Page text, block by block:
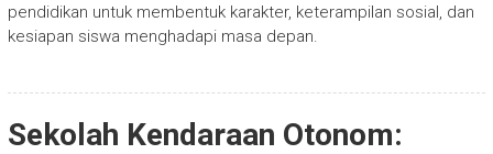
pendidikan untuk membentuk karakter, keterampilan sosial, dan
kesiapan siswa menghadapi masa depan.
Sekolah Kendaraan Otonom: